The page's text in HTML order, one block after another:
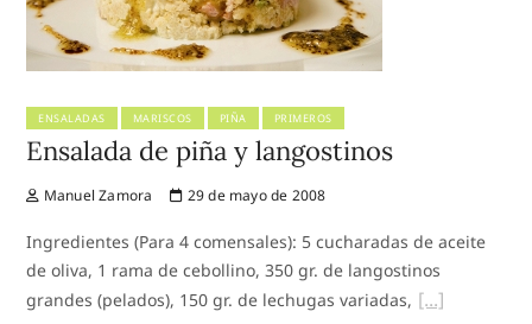
ENSALADAS MARISCOS PIÑA PRIMEROS
Ensalada de piña y langostinos
Manuel Zamora 29 de mayo de 2008
Ingredientes (Para 4 comensales): 5 cucharadas de aceite
de oliva, 1 rama de cebollino, 350 gr. de langostinos
grandes (pelados), 150 gr. de lechugas variadas,